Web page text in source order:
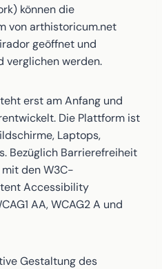
können die
von arthistoricum.net
geöffnet und
verglichen werden.
erst am Anfang und
Die Plattform ist
Laptops,
Bezüglich Barrierefreiheit
den W3C-
Accessibility
AA, WCAG2 A und
Gestaltung des